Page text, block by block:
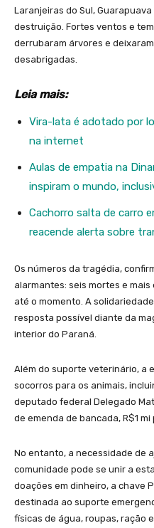
Laranjeiras do Sul,
destruição. Fortes ventos e
derrubaram árvores e
desabrigadas.
Leia mais:
Vira-lata é adotado por
na internet
Aulas de empatia na
inspiram o mundo,
Cachorro salta de carro
reacende alerta sobre
Os números da tragédia,
alarmantes: seis mortes e
até o momento. A
resposta possível diante da
interior do Paraná.
Além do suporte veterinário, a
socorros para os animais,
deputado federal Delegado
de emenda de bancada, R$1 mi
No entanto, a necessidade de
comunidade pode se unir a
doações em dinheiro, a chave
destinada ao suporte
físicas de água, roupas, ração